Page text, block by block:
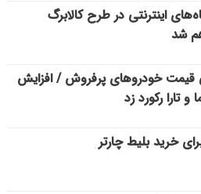
اینترنتی در طرح کالابرگ
شد
قیمت خودروهای پرفروش / افزایش
تارا رکورد زد
خرید بلیط چارتر